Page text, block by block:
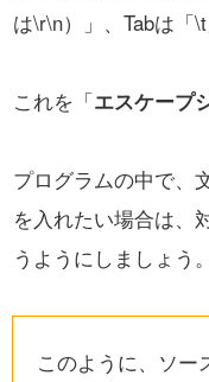
は\r\n）」、Tabは「
これを「エスケープ
プログラムの中で、
を入れたい場合は、
うようにしましょう。
このように、ソー